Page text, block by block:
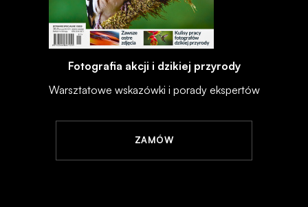
Fotografia akcji i dzikiej przyrody
Warsztatowe wskazówki i porady ekspertów
ZAMÓW